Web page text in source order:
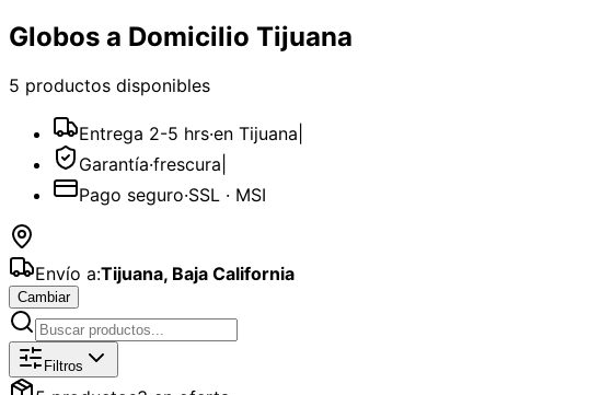
Globos a Domicilio Tijuana
5 productos disponibles
Entrega 2-5 hrs·en Tijuana
Garantía·frescura
Pago seguro·SSL · MSI
Envío a:Tijuana, Baja California
Cambiar
Catálogo deGlobos
Filtros